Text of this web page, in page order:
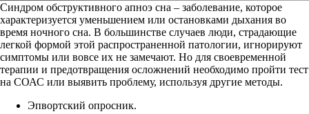
Синдром обструктивного апноэ сна – заболевание, которое
характеризуется уменьшением или остановками дыхания во
время ночного сна. В большинстве случаев люди, страдающие
легкой формой этой распространенной патологии, игнорируют
симптомы или вовсе их не замечают. Но для своевременной
терапии и предотвращения осложнений необходимо пройти тест
на СОАС или выявить проблему, используя другие методы.
Эпвортский опросник.